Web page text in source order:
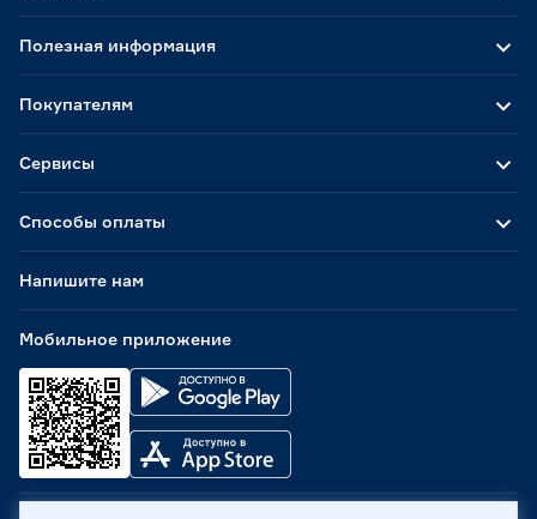
Способы оплаты
Мобильное приложение
Полезная информация
Покупателям
Сервисы
Напишите нам